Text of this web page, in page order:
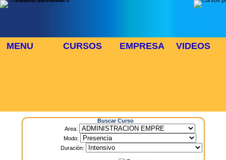
MENU CURSOS EMPRESA VIDEOS
Buscar Curso
Area:
Modo:
Duración: